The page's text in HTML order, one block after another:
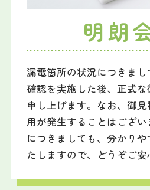
明朗
漏電箇所の状況につきま
確認を実施した後、正式
申し上げます。なお、御
用が発生することはござ
につきましても、分かり
たしますので、どうぞご安